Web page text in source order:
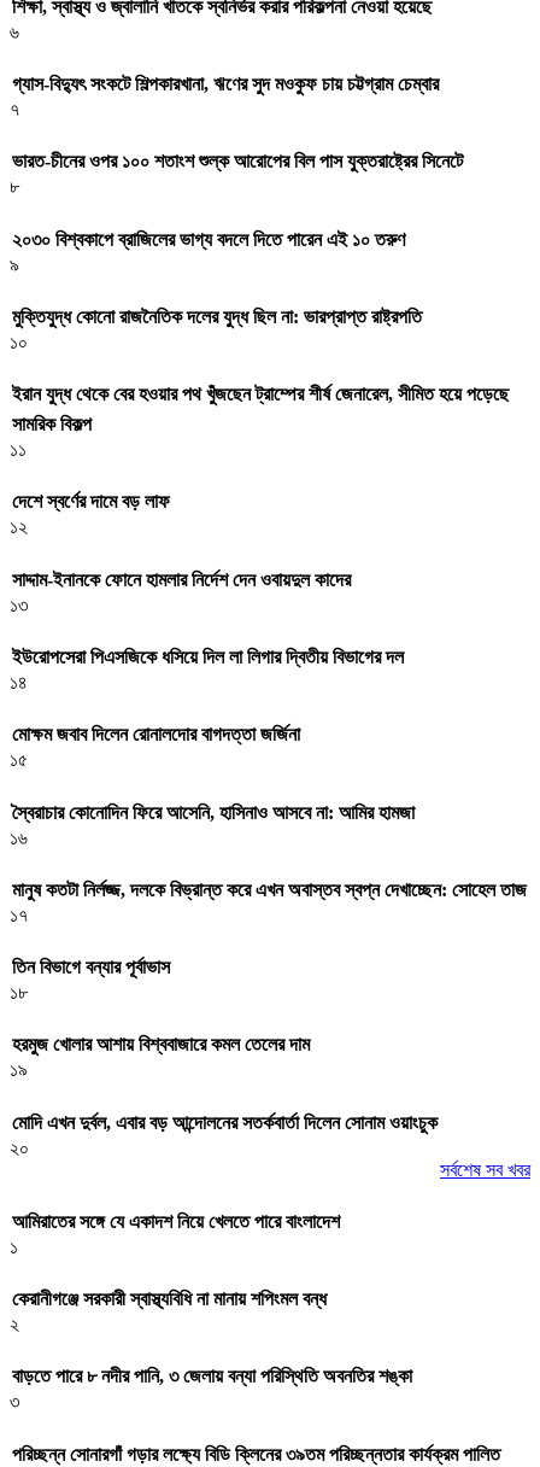
শিক্ষা, স্বাস্থ্য ও জ্বালানি খাতকে স্বনির্ভর করার পরিকল্পনা নেওয়া হয়েছে
৬
গ্যাস-বিদ্যুৎ সংকটে শিল্পকারখানা, ঋণের সুদ মওকুফ চায় চট্টগ্রাম চেম্বার
৭
ভারত-চীনের ওপর ১০০ শতাংশ শুল্ক আরোপের বিল পাস যুক্তরাষ্ট্রের সিনেটে
৮
২০৩০ বিশ্বকাপে ব্রাজিলের ভাগ্য বদলে দিতে পারেন এই ১০ তরুণ
৯
মুক্তিযুদ্ধ কোনো রাজনৈতিক দলের যুদ্ধ ছিল না: ভারপ্রাপ্ত রাষ্ট্রপতি
১০
ইরান যুদ্ধ থেকে বের হওয়ার পথ খুঁজছেন ট্রাম্পের শীর্ষ জেনারেল, সীমিত হয়ে পড়েছে
সামরিক বিকল্প
১১
দেশে স্বর্ণের দামে বড় লাফ
১২
সাদ্দাম-ইনানকে ফোনে হামলার নির্দেশ দেন ওবায়দুল কাদের
১৩
ইউরোপসেরা পিএসজিকে ধসিয়ে দিল লা লিগার দ্বিতীয় বিভাগের দল
১৪
মোক্ষম জবাব দিলেন রোনালদোর বাগদত্তা জর্জিনা
১৫
স্বৈরাচার কোনোদিন ফিরে আসেনি, হাসিনাও আসবে না: আমির হামজা
১৬
মানুষ কতটা নির্লজ্জ, দলকে বিভ্রান্ত করে এখন অবাস্তব স্বপ্ন দেখাচ্ছেন: সোহেল তাজ
১৭
তিন বিভাগে বন্যার পূর্বাভাস
১৮
হরমুজ খোলার আশায় বিশ্ববাজারে কমল তেলের দাম
১৯
মোদি এখন দুর্বল, এবার বড় আন্দোলনের সতর্কবার্তা দিলেন সোনাম ওয়াংচুক
২০
সর্বশেষ সব খবর
আমিরাতের সঙ্গে যে একাদশ নিয়ে খেলতে পারে বাংলাদেশ
১
কেরানীগঞ্জে সরকারী স্বাস্থ্যবিধি না মানায় শপিংমল বন্ধ
২
বাড়তে পারে ৮ নদীর পানি, ৩ জেলায় বন্যা পরিস্থিতি অবনতির শঙ্কা
৩
পরিচ্ছন্ন সোনারগাঁ গড়ার লক্ষ্যে বিডি ক্লিনের ৩৯তম পরিচ্ছন্নতার কার্যক্রম পালিত